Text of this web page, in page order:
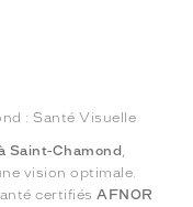
: Santé Visuelle
Saint-Chamond
vision optimale.
certifiés AFNOR